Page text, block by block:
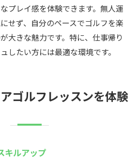
プレイ感を体験できます。無人運
せず、自分のペースでゴルフを楽
大きな魅力です。特に、仕事帰り
したい方には最適な環境です。
ゴルフレッスンを体験
キルアップ